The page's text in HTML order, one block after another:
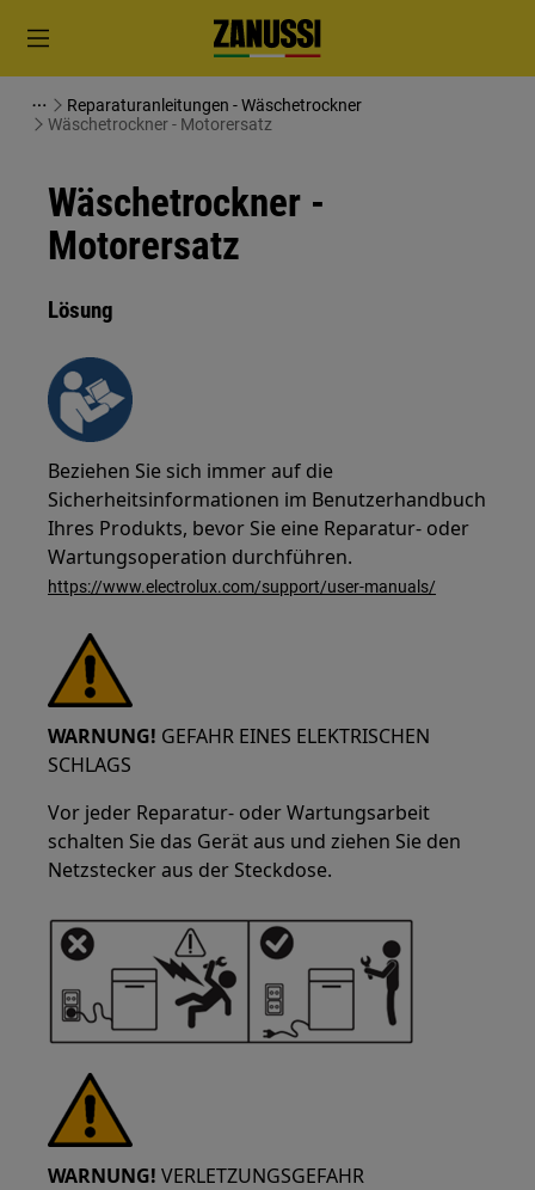
Reparaturanleitungen - Wäschetrockner
Wäschetrockner - Motorersatz
Wäschetrockner -
Motorersatz
Lösung
Beziehen Sie sich immer auf die
Sicherheitsinformationen im Benutzerhandbuch
Ihres Produkts, bevor Sie eine Reparatur- oder
Wartungsoperation durchführen.
https://www.electrolux.com/support/user-manuals/
WARNUNG! GEFAHR EINES ELEKTRISCHEN
SCHLAGS
Vor jeder Reparatur- oder Wartungsarbeit
schalten Sie das Gerät aus und ziehen Sie den
Netzstecker aus der Steckdose.
WARNUNG! VERLETZUNGSGEFAHR